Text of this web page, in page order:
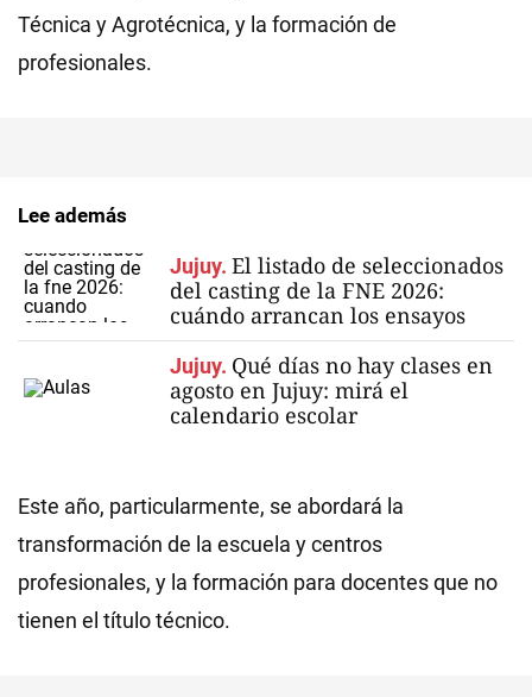
Técnica y Agrotécnica, y la formación de
profesionales.
Lee además
Jujuy. El listado de seleccionados
del casting de la FNE 2026:
cuándo arrancan los ensayos
Jujuy. Qué días no hay clases en
agosto en Jujuy: mirá el
calendario escolar
Este año, particularmente, se abordará la
transformación de la escuela y centros
profesionales, y la formación para docentes que no
tienen el título técnico.